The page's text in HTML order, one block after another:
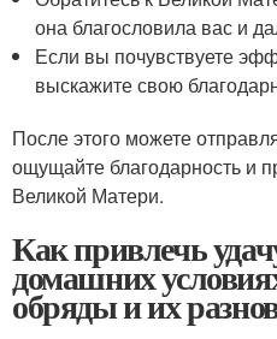
она благословила вас и
Если вы почувствуете
выскажите свою
После этого можете
ощущайте благодарность и
Великой Матери.
Как привлечь
домашних
обряды и их